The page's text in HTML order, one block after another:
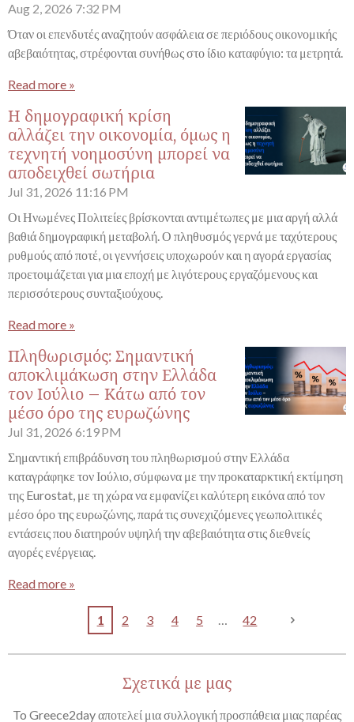
Aug 2, 2026 7:32 PM
Όταν οι επενδυτές αναζητούν ασφάλεια σε περιόδους οικονομικής
αβεβαιότητας, στρέφονται συνήθως στο ίδιο καταφύγιο: τα μετρητά.
Read more »
Η δημογραφική κρίση
αλλάζει την οικονομία, όμως η
τεχνητή νοημοσύνη μπορεί να
αποδειχθεί σωτήρια
Jul 31, 2026 11:16 PM
Οι Ηνωμένες Πολιτείες βρίσκονται αντιμέτωπες με μια αργή αλλά
βαθιά δημογραφική μεταβολή. Ο πληθυσμός γερνά με ταχύτερους
ρυθμούς από ποτέ, οι γεννήσεις υποχωρούν και η αγορά εργασίας
προετοιμάζεται για μια εποχή με λιγότερους εργαζόμενους και
περισσότερους συνταξιούχους.
Read more »
Πληθωρισμός: Σημαντική
αποκλιμάκωση στην Ελλάδα
τον Ιούλιο – Κάτω από τον
μέσο όρο της ευρωζώνης
Jul 31, 2026 6:19 PM
Σημαντική επιβράδυνση του πληθωρισμού στην Ελλάδα
καταγράφηκε τον Ιούλιο, σύμφωνα με την προκαταρκτική εκτίμηση
της Eurostat, με τη χώρα να εμφανίζει καλύτερη εικόνα από τον
μέσο όρο της ευρωζώνης, παρά τις συνεχιζόμενες γεωπολιτικές
εντάσεις που διατηρούν υψηλή την αβεβαιότητα στις διεθνείς
αγορές ενέργειας.
Read more »
1 2 3 4 5 42
Σχετικά με μας
To Greece2day αποτελεί μια συλλογική προσπάθεια μιας παρέας